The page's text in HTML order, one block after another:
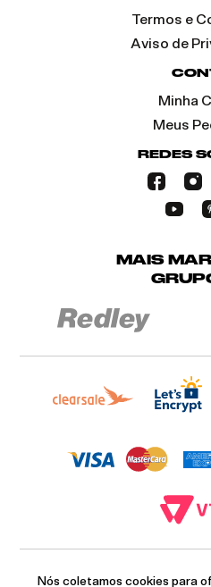
Nós coletamos cookies para
Termos e
Aviso de
Minha
Meus
REDES
MAIS
12.093.445/